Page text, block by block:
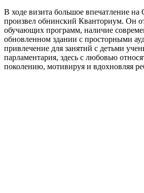
В ходе визита большое впечатление
произвел обнинский Кванториум. Он
обучающих программ, наличие
обновленном здании с просторными
привлечение для занятий с детьми
парламентария, здесь с любовью
поколению, мотивируя и вдохновляя